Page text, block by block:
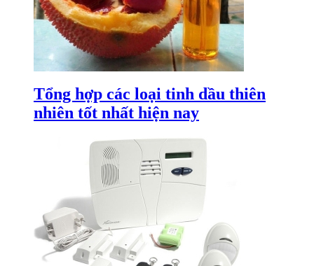
Tổng hợp các loại tinh dầu thiên
nhiên tốt nhất hiện nay